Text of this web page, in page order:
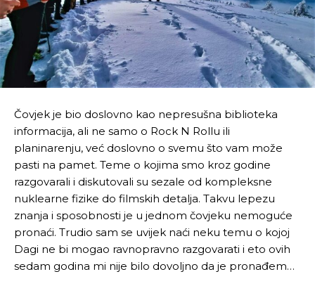
Čovjek je bio doslovno kao nepresušna biblioteka
informacija, ali ne samo o Rock N Rollu ili
planinarenju, već doslovno o svemu što vam može
pasti na pamet. Teme o kojima smo kroz godine
razgovarali i diskutovali su sezale od kompleksne
nuklearne fizike do filmskih detalja. Takvu lepezu
znanja i sposobnosti je u jednom čovjeku nemoguće
pronaći. Trudio sam se uvijek naći neku temu o kojoj
Dagi ne bi mogao ravnopravno razgovarati i eto ovih
sedam godina mi nije bilo dovoljno da je pronađem…